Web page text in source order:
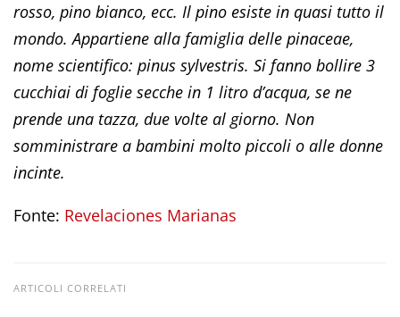
rosso, pino bianco, ecc. Il pino esiste in quasi tutto il
mondo. Appartiene alla famiglia delle pinaceae,
nome scientifico: pinus sylvestris. Si fanno bollire 3
cucchiai di foglie secche in 1 litro d’acqua, se ne
prende una tazza, due volte al giorno. Non
somministrare a bambini molto piccoli o alle donne
incinte.
Fonte: Revelaciones Marianas
ARTICOLI CORRELATI